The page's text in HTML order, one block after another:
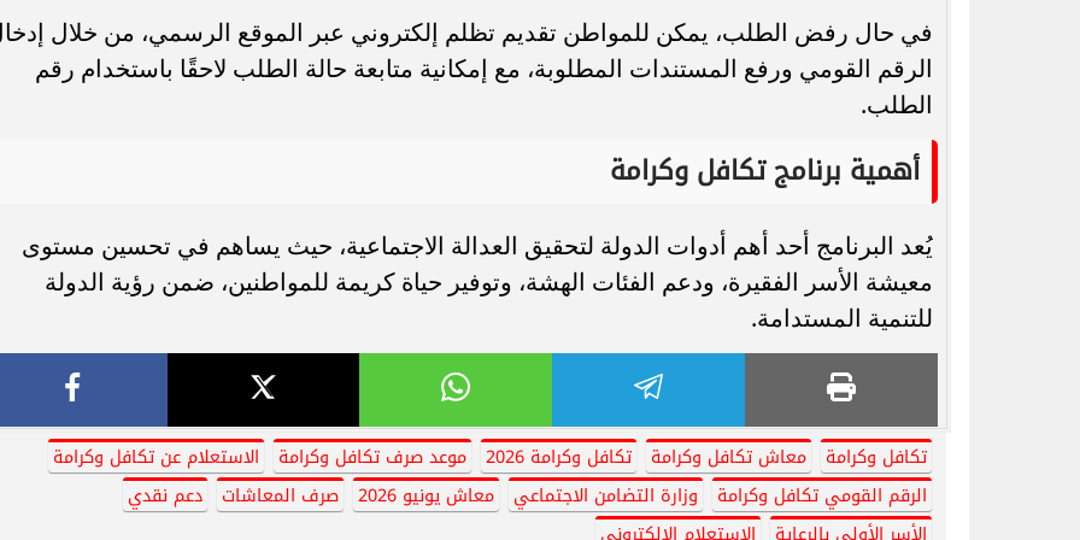
في حال رفض الطلب، يمكن للمواطن تقديم تظلم إلكتروني عبر الموقع الرسمي، من خلال
الرقم القومي ورفع المستندات المطلوبة، مع إمكانية متابعة حالة الطلب لاحقًا باستخدام رقم
الطلب.
أهمية برنامج تكافل وكرامة
يُعد البرنامج أحد أهم أدوات الدولة لتحقيق العدالة الاجتماعية، حيث يساهم في تحسين مستوى
معيشة الأسر الفقيرة، ودعم الفئات الهشة، وتوفير حياة كريمة للمواطنين، ضمن رؤية الدولة
للتنمية المستدامة.
تكافل وكرامة معاش تكافل وكرامة تكافل وكرامة 2026 موعد صرف تكافل وكرامة
الاستعلام عن تكافل وكرامة
الرقم القومي تكافل وكرامة
وزارة التضامن الاجتماعي معاش يونيو 2026 صرف المعاشات
دعم نقدي